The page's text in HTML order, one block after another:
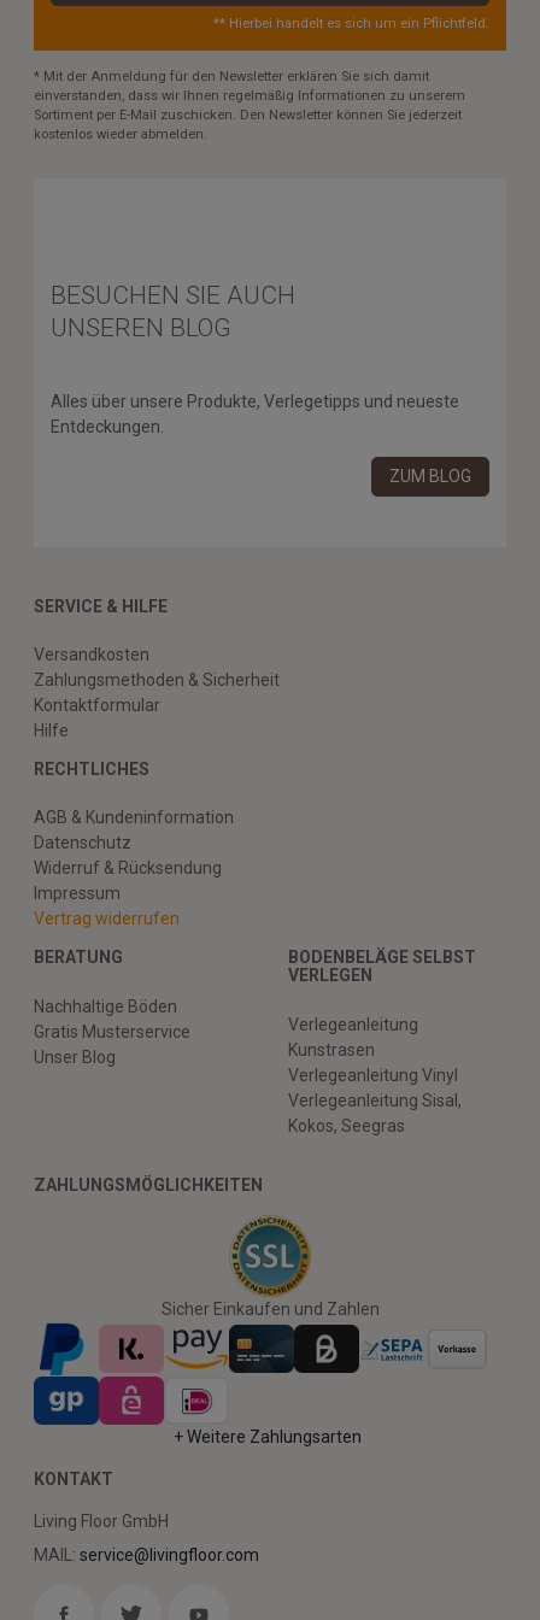
** Hierbei handelt es sich um ein Pflichtfeld.
* Mit der Anmeldung für den Newsletter erklären Sie sich damit
einverstanden, dass wir Ihnen regelmäßig Informationen zu unserem
Sortiment per E-Mail zuschicken. Den Newsletter können Sie jederzeit
kostenlos wieder abmelden.
BESUCHEN SIE AUCH
UNSEREN BLOG
Alles über unsere Produkte, Verlegetipps und neueste
Entdeckungen.
ZUM BLOG
SERVICE & HILFE
Versandkosten
Zahlungsmethoden & Sicherheit
Kontaktformular
Hilfe
RECHTLICHES
AGB & Kundeninformation
Datenschutz
Widerruf & Rücksendung
Impressum
Vertrag widerrufen
BERATUNG
Nachhaltige Böden
Gratis Musterservice
Unser Blog
BODENBELÄGE SELBST
VERLEGEN
Verlegeanleitung
Kunstrasen
Verlegeanleitung Vinyl
Verlegeanleitung Sisal,
Kokos, Seegras
ZAHLUNGSMÖGLICHKEITEN
Sicher Einkaufen und Zahlen
+ Weitere Zahlungsarten
KONTAKT
Living Floor GmbH
MAIL: service@livingfloor.com